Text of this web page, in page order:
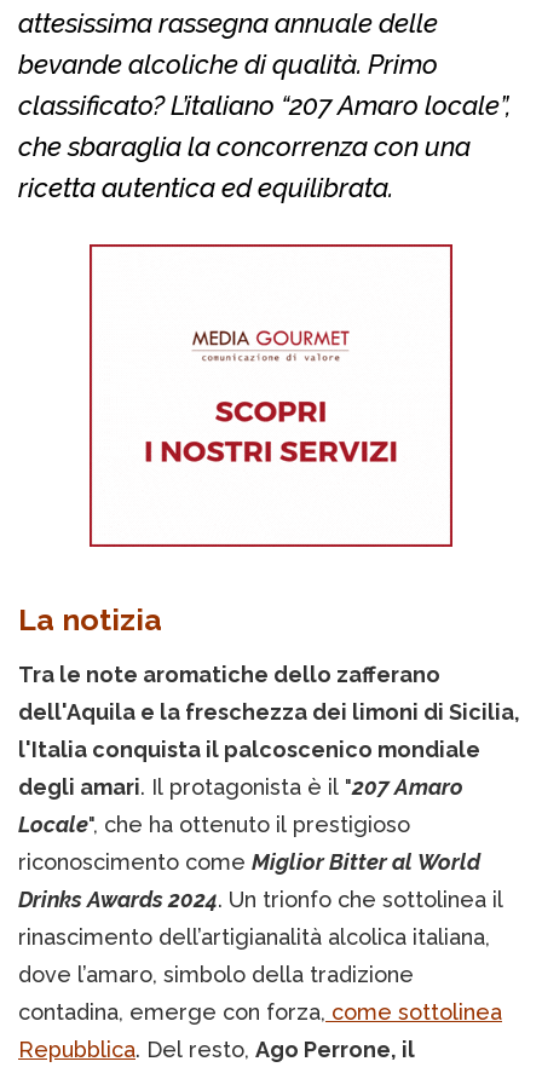
attesissima rassegna annuale delle
bevande alcoliche di qualità. Primo
classificato? L’italiano “207 Amaro locale”,
che sbaraglia la concorrenza con una
ricetta autentica ed equilibrata.
La notizia
Tra le note aromatiche dello zafferano
dell'Aquila e la freschezza dei limoni di Sicilia,
l'Italia conquista il palcoscenico mondiale
degli amari. Il protagonista è il "207 Amaro
Locale", che ha ottenuto il prestigioso
riconoscimento come Miglior Bitter al World
Drinks Awards 2024. Un trionfo che sottolinea il
rinascimento dell’artigianalità alcolica italiana,
dove l’amaro, simbolo della tradizione
contadina, emerge con forza, come sottolinea
Repubblica. Del resto, Ago Perrone, il